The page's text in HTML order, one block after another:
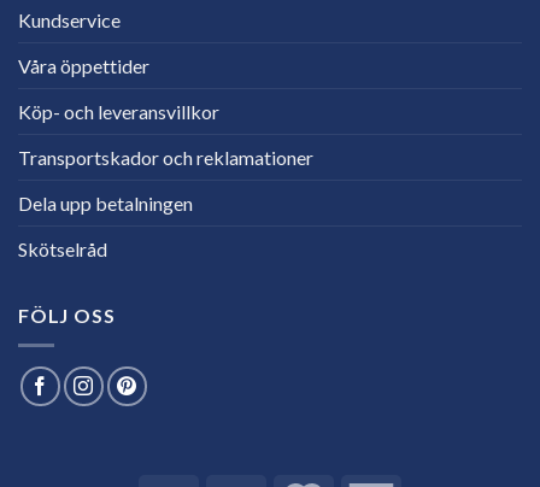
Kundservice
Våra öppettider
Köp- och leveransvillkor
Transportskador och reklamationer
Dela upp betalningen
Skötselråd
FÖLJ OSS